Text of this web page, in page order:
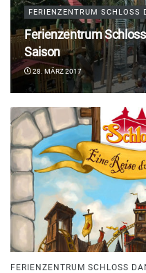
FERIENZENTRUM SCHLOSS
Ferienzentrum
Saison
28. MÄRZ 2017
FERIENZENTRUM SCHLOSS